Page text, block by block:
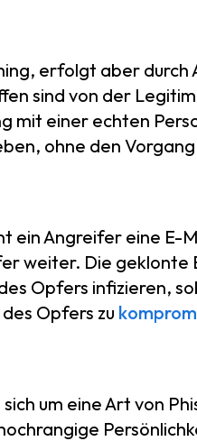
erfolgt aber
sind von der
mit einer echten
ohne den
ein Angreifer eine E-
weiter. Die
Opfers infizieren,
Opfers zu
um eine Art von